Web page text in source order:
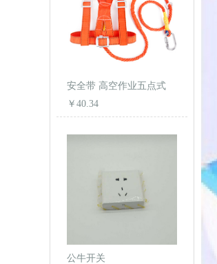
安全带 高空作业五点式
￥40.34
公牛开关